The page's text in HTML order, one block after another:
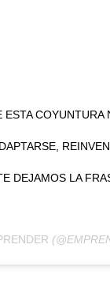
COYUNTURA
DEJAMOS LA